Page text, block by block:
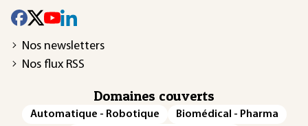
Nos newsletters
Nos flux RSS
Domaines couverts
Automatique - Robotique
Biomédical - Pharma